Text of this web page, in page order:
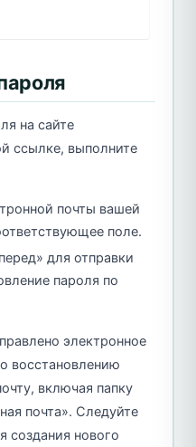
на сайте
ссылке, выполните
почты вашей
поле.
для отправки
пароля по
электронное
восстановлению
включая папку
почта». Следуйте
создания нового